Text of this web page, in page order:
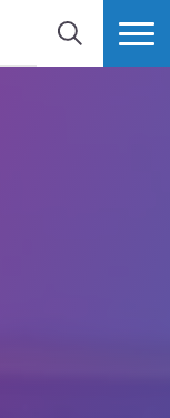
ZOEK MEER